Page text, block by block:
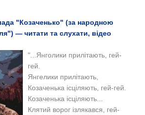
"Козаченько" (за народною
— читати та слухати, відео
"...Янголики прилітають, гей-
гей.
Янгелики прилітають,
Козаченька ісціляють, гей-гей.
Козаченька ісціляють...
Клятий ворог ізлякався, гей-